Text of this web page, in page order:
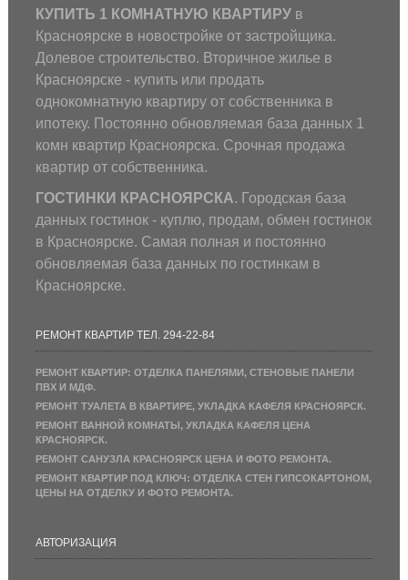
КУПИТЬ 1 КОМНАТНУЮ КВАРТИРУв
Красноярске в новостройке от застройщика.
Долевое строительство. Вторичное жилье в
Красноярске - купить или продать
однокомнатную квартиру от собственника в
ипотеку. Постоянно обновляемая база данных 1
комн квартир Красноярска. Срочная продажа
квартир от собственника.
ГОСТИНКИ КРАСНОЯРСКА. Городская база
данных гостинок - куплю, продам, обмен гостинок
в Красноярске. Самая полная и постоянно
обновляемая база данных по гостинкам в
Красноярске.
РЕМОНТ КВАРТИР ТЕЛ. 294-22-84
РЕМОНТ КВАРТИР: ОТДЕЛКА ПАНЕЛЯМИ, СТЕНОВЫЕ ПАНЕЛИ
ПВХ И МДФ.
РЕМОНТ ТУАЛЕТА В КВАРТИРЕ, УКЛАДКА КАФЕЛЯ КРАСНОЯРСК.
РЕМОНТ ВАННОЙ КОМНАТЫ, УКЛАДКА КАФЕЛЯ ЦЕНА
КРАСНОЯРСК.
РЕМОНТ САНУЗЛА КРАСНОЯРСК ЦЕНА И ФОТО РЕМОНТА.
РЕМОНТ КВАРТИР ПОД КЛЮЧ: ОТДЕЛКА СТЕН ГИПСОКАРТОНОМ,
ЦЕНЫ НА ОТДЕЛКУ И ФОТО РЕМОНТА.
АВТОРИЗАЦИЯ